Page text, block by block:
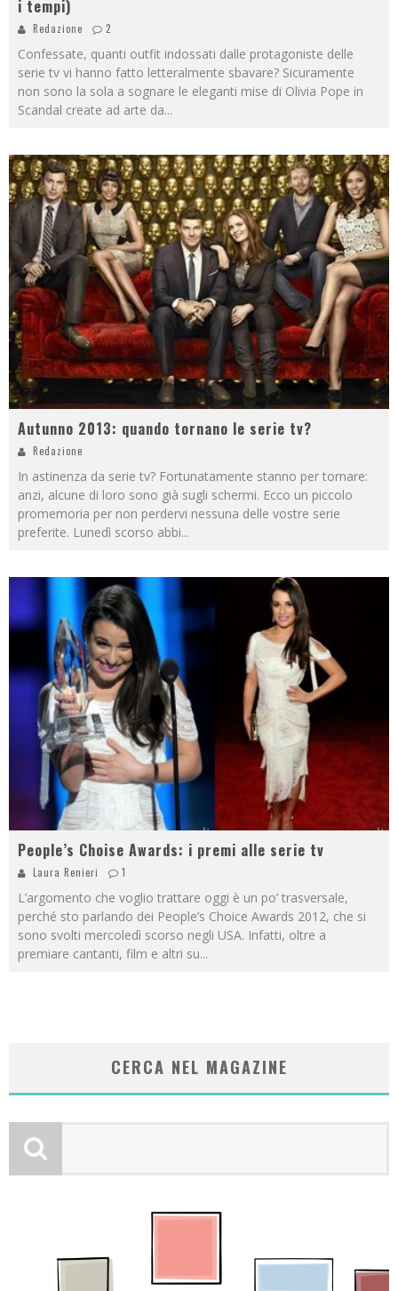
i tempi)
Redazione 2
Confessate, quanti outfit indossati dalle protagoniste delle
serie tv vi hanno fatto letteralmente sbavare? Sicuramente
non sono la sola a sognare le eleganti mise di Olivia Pope in
Scandal create ad arte da...
Autunno 2013: quando tornano le serie tv?
Redazione
In astinenza da serie tv? Fortunatamente stanno per tornare:
anzi, alcune di loro sono già sugli schermi. Ecco un piccolo
promemoria per non perdervi nessuna delle vostre serie
preferite. Lunedì scorso abbi...
People’s Choise Awards: i premi alle serie tv
Laura Renieri 1
L’argomento che voglio trattare oggi è un po’ trasversale,
perché sto parlando dei People’s Choice Awards 2012, che si
sono svolti mercoledì scorso negli USA. Infatti, oltre a
premiare cantanti, film e altri su...
CERCA NEL MAGAZINE